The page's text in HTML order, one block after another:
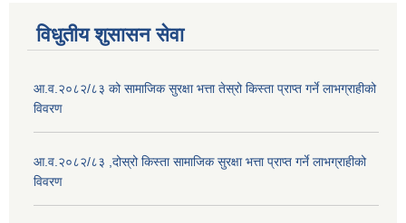
विधुतीय शुसासन सेवा
आ.व.२०८२/८३ को सामाजिक सुरक्षा भत्ता तेस्रो किस्ता प्राप्त गर्ने लाभग्राहीको
विवरण
आ.व.२०८२/८३ ,दोस्रो किस्ता सामाजिक सुरक्षा भत्ता प्राप्त गर्ने लाभग्राहीको
विवरण